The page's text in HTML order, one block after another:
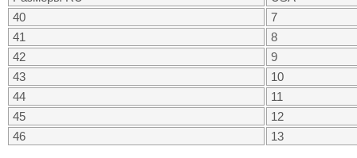
40
7
41
8
42
9
43
10
44
11
45
12
46
13